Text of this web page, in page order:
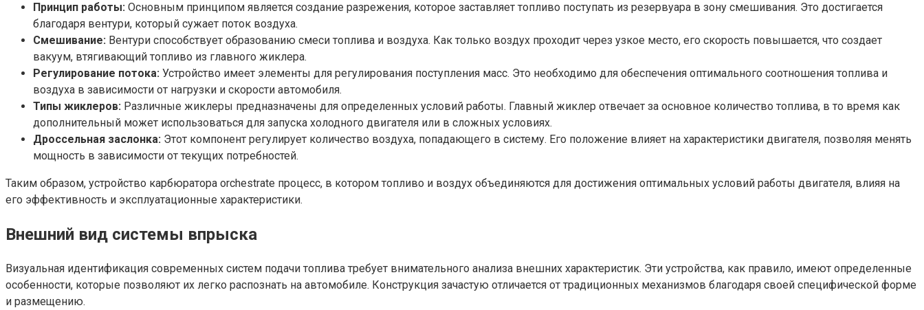
Принцип работы: Основным принципом является создание разрежения, которое заставляет топливо поступать из резервуара в зону смешивания. Это достигается
благодаря вентури, который сужает поток воздуха.
Смешивание: Вентури способствует образованию смеси топлива и воздуха. Как только воздух проходит через узкое место, его скорость повышается, что создает
вакуум, втягивающий топливо из главного жиклера.
Регулирование потока: Устройство имеет элементы для регулирования поступления масс. Это необходимо для обеспечения оптимального соотношения топлива и
воздуха в зависимости от нагрузки и скорости автомобиля.
Типы жиклеров: Различные жиклеры предназначены для определенных условий работы. Главный жиклер отвечает за основное количество топлива, в то время как
дополнительный может использоваться для запуска холодного двигателя или в сложных условиях.
Дроссельная заслонка: Этот компонент регулирует количество воздуха, попадающего в систему. Его положение влияет на характеристики двигателя, позволяя менять
мощность в зависимости от текущих потребностей.
Таким образом, устройство карбюратора orchestrate процесс, в котором топливо и воздух объединяются для достижения оптимальных условий работы двигателя, влияя на
его эффективность и эксплуатационные характеристики.
Внешний вид системы впрыска
Визуальная идентификация современных систем подачи топлива требует внимательного анализа внешних характеристик. Эти устройства, как правило, имеют определенные
особенности, которые позволяют их легко распознать на автомобиле. Конструкция зачастую отличается от традиционных механизмов благодаря своей специфической форме
и размещению.